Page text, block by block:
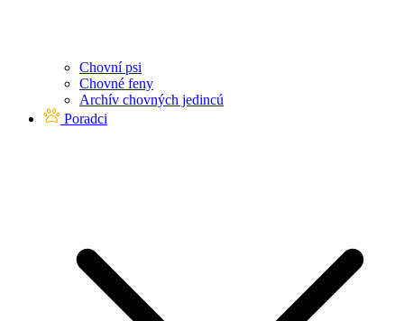
Chovní psi
Chovné feny
Archív chovných jedincú
Poradci